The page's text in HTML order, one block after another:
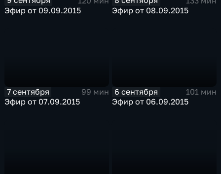
Эфир от 09.09.2015
Эфир от 08.09.2015
7 сентября
99 мин
Эфир от 07.09.2015
6 сентября
101 мин
Эфир от 06.09.2015